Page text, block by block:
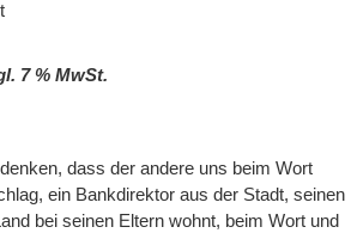
7 % MwSt.
dass der andere uns beim Wort
ein Bankdirektor aus der Stadt, seinen
bei seinen Eltern wohnt, beim Wort und